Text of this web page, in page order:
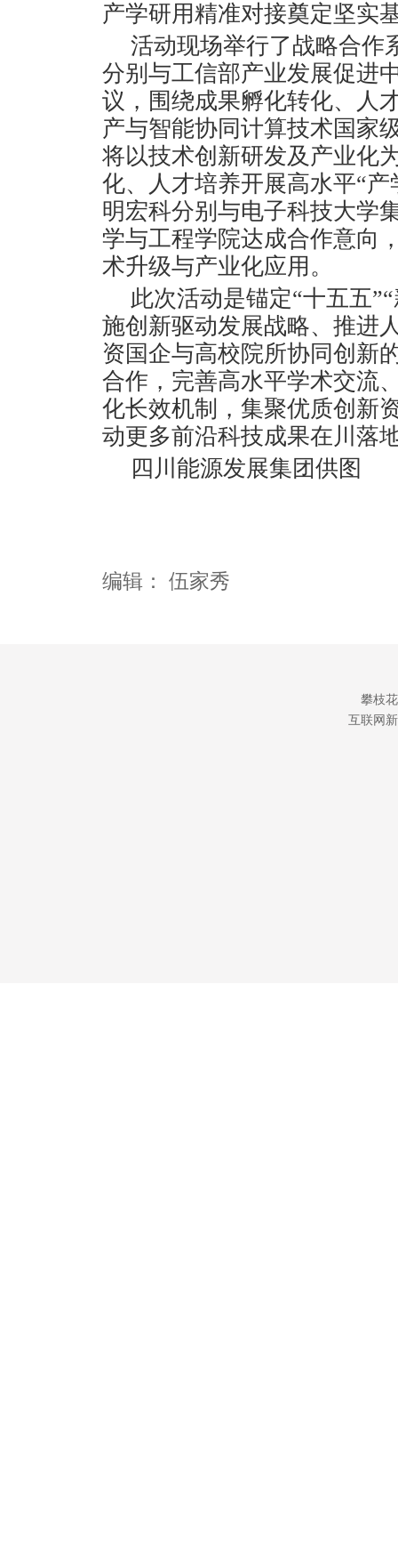
产学研用精准对接奠定坚实
活动现场举行了战略合作
分别与工信部产业发展促进
议，围绕成果孵化转化、人
产与智能协同计算技术国家
将以技术创新研发及产业化
化、人才培养开展高水平“
明宏科分别与电子科技大学
学与工程学院达成合作意向
术升级与产业化应用。
此次活动是锚定“十五五
施创新驱动发展战略、推进
资国企与高校院所协同创新
合作，完善高水平学术交流
化长效机制，集聚优质创新
动更多前沿科技成果在川落
四川能源发展集团供图
编辑： 伍家秀
攀枝
互联网